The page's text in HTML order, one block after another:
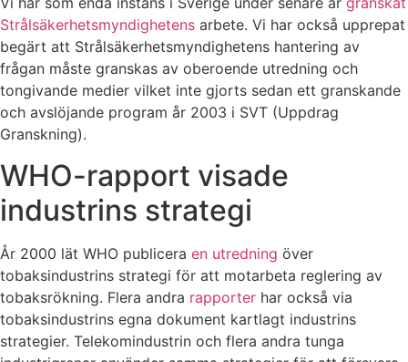
Strålsäkerhetsmyndighetens arbete. Vi har också upprepat
begärt att Strålsäkerhetsmyndighetens hantering av
frågan måste granskas av oberoende utredning och
tongivande medier vilket inte gjorts sedan ett granskande
och avslöjande program år 2003 i SVT (Uppdrag
Granskning).
WHO-rapport visade
industrins strategi
År 2000 lät WHO publicera en utredning över
tobaksindustrins strategi för att motarbeta reglering av
tobaksrökning. Flera andra rapporter har också via
tobaksindustrins egna dokument kartlagt industrins
strategier. Telekomindustrin och flera andra tunga